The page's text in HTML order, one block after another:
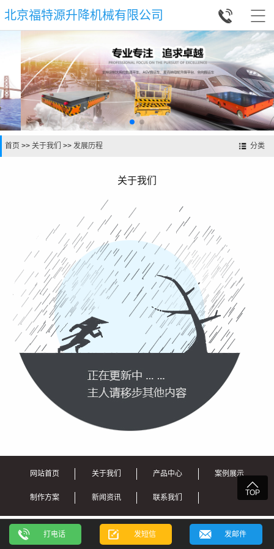
北京福特源升降机械有限公司 

分类
首页 >> 关于我们 >> 发展历程
关于我们

TOP
网站首页 关于我们 产品中心 案例展示
制作方案 新闻资讯 联系我们
Copyright © 2022 北京福特源升降机械有限公司
打电话
发短信 发邮件